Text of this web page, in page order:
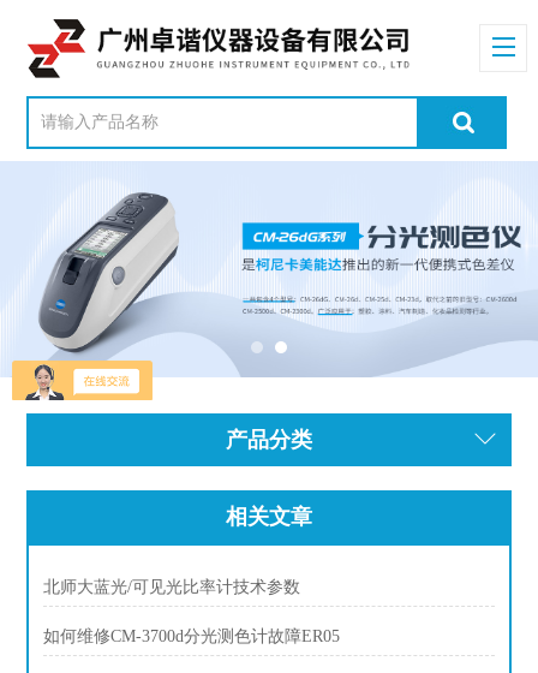
产品分类
相关文章
北师大蓝光/可见光比率计技术参数
如何维修CM-3700d分光测色计故障ER05